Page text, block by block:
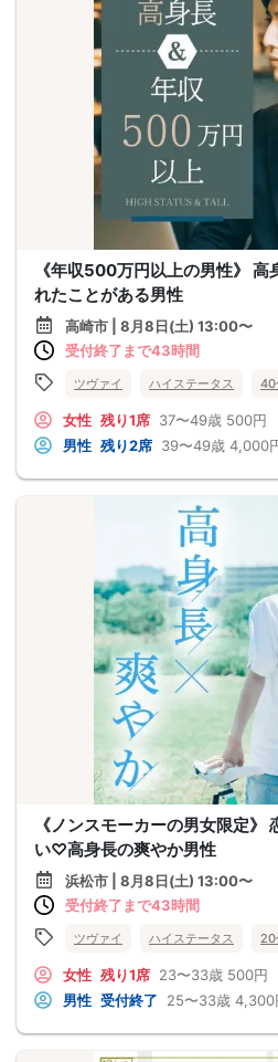
《年収500万円以上の男性》 高
れたことがある男性
高崎市 | 8月8日(土) 13:00〜
受付終了まで43時間
ツヴァイ ハイステータス 40
女性 残り1席 37〜49歳 500円
男性 残り2席 39〜49歳 4,000
《ノンスモーカーの男女限定》
い♡高身長の爽やか男性
浜松市 | 8月8日(土) 13:00〜
受付終了まで43時間
ツヴァイ ハイステータス 20
女性 残り1席 23〜33歳 500円
男性 受付終了 25〜33歳 4,300